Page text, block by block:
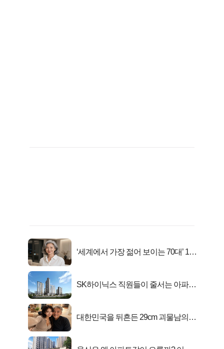
‘세계에서 가장 젊어 보이는 70대’ 1위
SK하이닉스 직원들이 줄서는 아파트
대한민국을 뒤흔든 29cm 괴물남의